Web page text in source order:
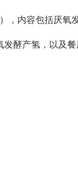
，内容包括厌氧
酵产氢，以及